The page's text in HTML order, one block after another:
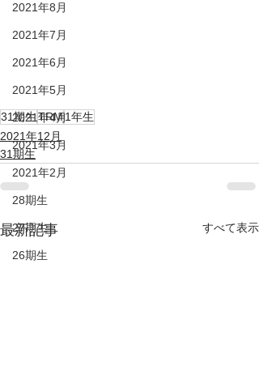
2021年8月
2021年7月
2021年6月
2021年5月
2021年4月
2021年3月
2021年2月
28期生
27期生
26期生
31期生TRM1年生
2021年12月
31期生
最新記事 すべて表示